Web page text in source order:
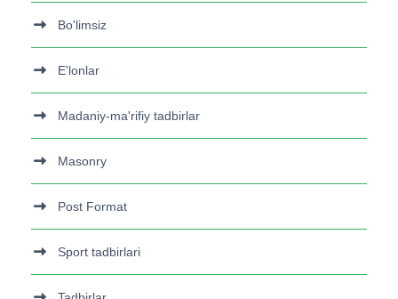
Bo'limsiz
E'lonlar
Madaniy-ma'rifiy tadbirlar
Masonry
Post Format
Sport tadbirlari